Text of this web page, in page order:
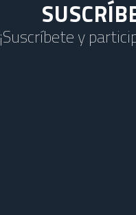
¡Suscríbete y